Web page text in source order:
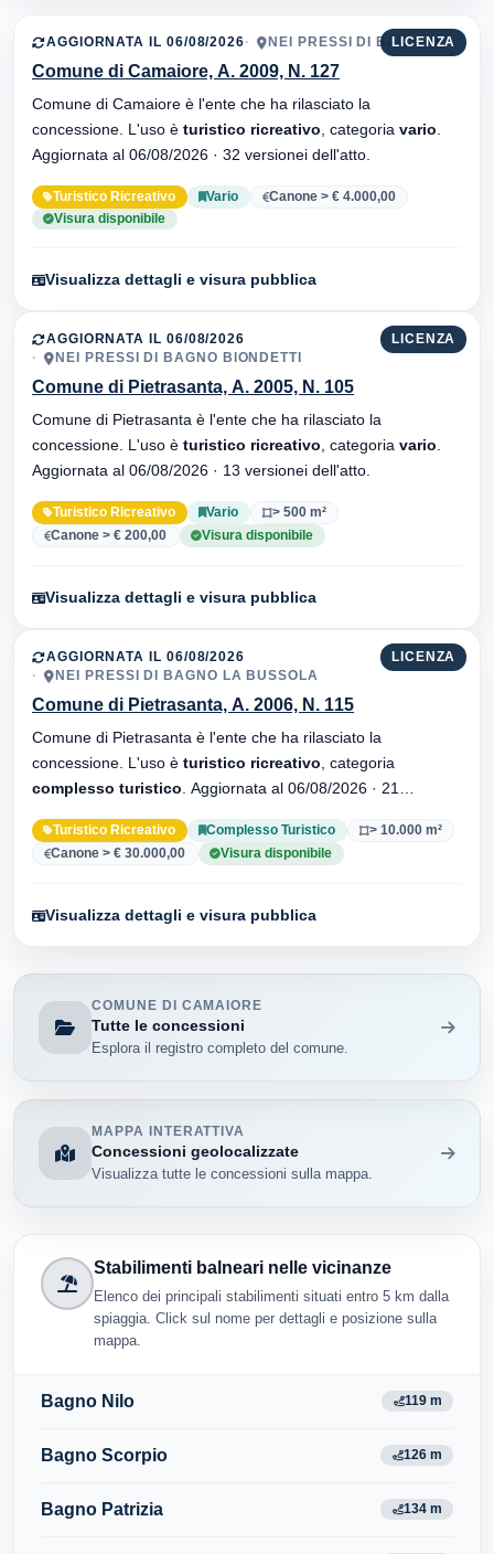
LICENZA
AGGIORNATA IL 06/08/2026 NEI PRESSI DI BAR GIOIA
Comune di Camaiore, A. 2009, N. 127
Comune di Camaiore è l'ente che ha rilasciato la
concessione. L'uso è turistico ricreativo , categoria vario
Aggiornata al 06/08/2026 · 32 versionei dell'atto.
Turistico Ricreativo Vario
Canone > € 4.000,00
Visura disponibile
Visualizza dettagli e visura pubblica
LICENZA
AGGIORNATA IL 06/08/2026
NEI PRESSI DI BAGNO BIONDETTI
Comune di Pietrasanta, A. 2005, N. 105
Comune di Pietrasanta è l'ente che ha rilasciato la
concessione. L'uso è turistico ricreativo , categoria vario
Aggiornata al 06/08/2026 · 13 versionei dell'atto.
Turistico Ricreativo Vario
> 500 m²
Canone > € 200,00
Visura disponibile
Visualizza dettagli e visura pubblica
LICENZA
AGGIORNATA IL 06/08/2026
NEI PRESSI DI BAGNO LA BUSSOLA
Comune di Pietrasanta, A. 2006, N. 115
Comune di Pietrasanta è l'ente che ha rilasciato la
concessione. L'uso è turistico ricreativo , categoria
complesso turistico
Turistico Ricreativo Complesso Turistico
> 10.000 m²
Canone > € 30.000,00
Visura disponibile
Visualizza dettagli e visura pubblica
COMUNE DI CAMAIORE
Tutte le concessioni
Esplora il registro completo del comune.
MAPPA INTERATTIVA
Concessioni geolocalizzate
Visualizza tutte le concessioni sulla mappa.
Stabilimenti balneari nelle vicinanze
Elenco dei principali stabilimenti situati entro 5 km dalla
spiaggia. Click sul nome per dettagli e posizione sulla
mappa.
Bagno Nilo 119 m
Bagno Scorpio 126 m
Bagno Patrizia 134 m